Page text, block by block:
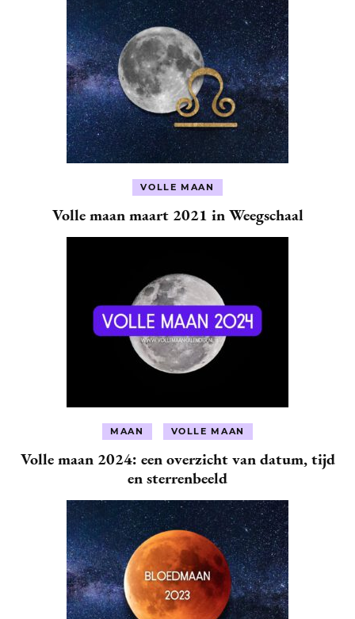
VOLLE MAAN
Volle maan maart 2021 in Weegschaal
MAAN VOLLE MAAN
Volle maan 2024: een overzicht van datum, tijd
en sterrenbeeld